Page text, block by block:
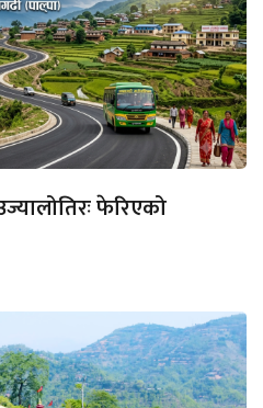
फेरिएको